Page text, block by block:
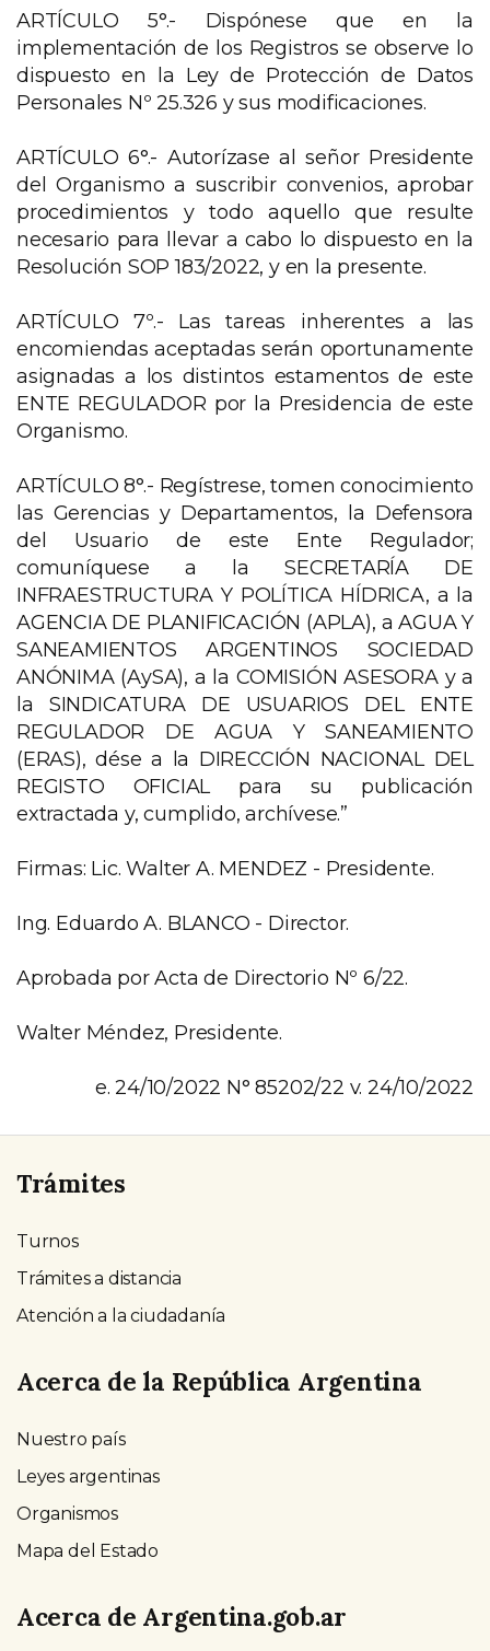
ARTÍCULO 5°.- Dispónese que en la
implementación de los Registros se observe lo
dispuesto en la Ley de Protección de Datos
Personales Nº 25.326 y sus modificaciones.
ARTÍCULO 6°.- Autorízase al señor Presidente
del Organismo a suscribir convenios, aprobar
procedimientos y todo aquello que resulte
necesario para llevar a cabo lo dispuesto en la
Resolución SOP 183/2022, y en la presente.
ARTÍCULO 7º.- Las tareas inherentes a las
encomiendas aceptadas serán oportunamente
asignadas a los distintos estamentos de este
ENTE REGULADOR por la Presidencia de este
Organismo.
ARTÍCULO 8°.- Regístrese, tomen conocimiento
las Gerencias y Departamentos, la Defensora
del Usuario de este Ente Regulador;
comuníquese a la SECRETARÍA DE
INFRAESTRUCTURA Y POLÍTICA HÍDRICA, a la
AGENCIA DE PLANIFICACIÓN (APLA), a AGUA Y
SANEAMIENTOS ARGENTINOS SOCIEDAD
ANÓNIMA (AySA), a la COMISIÓN ASESORA y a
la SINDICATURA DE USUARIOS DEL ENTE
REGULADOR DE AGUA Y SANEAMIENTO
(ERAS), dése a la DIRECCIÓN NACIONAL DEL
REGISTO OFICIAL para su publicación
extractada y, cumplido, archívese.”
Firmas: Lic. Walter A. MENDEZ - Presidente.
Ing. Eduardo A. BLANCO - Director.
Aprobada por Acta de Directorio Nº 6/22.
Walter Méndez, Presidente.
e. 24/10/2022 N° 85202/22 v. 24/10/2022
Trámites
Turnos
Trámites a distancia
Atención a la ciudadanía
Acerca de la República Argentina
Nuestro país
Leyes argentinas
Organismos
Mapa del Estado
Acerca de Argentina.gob.ar